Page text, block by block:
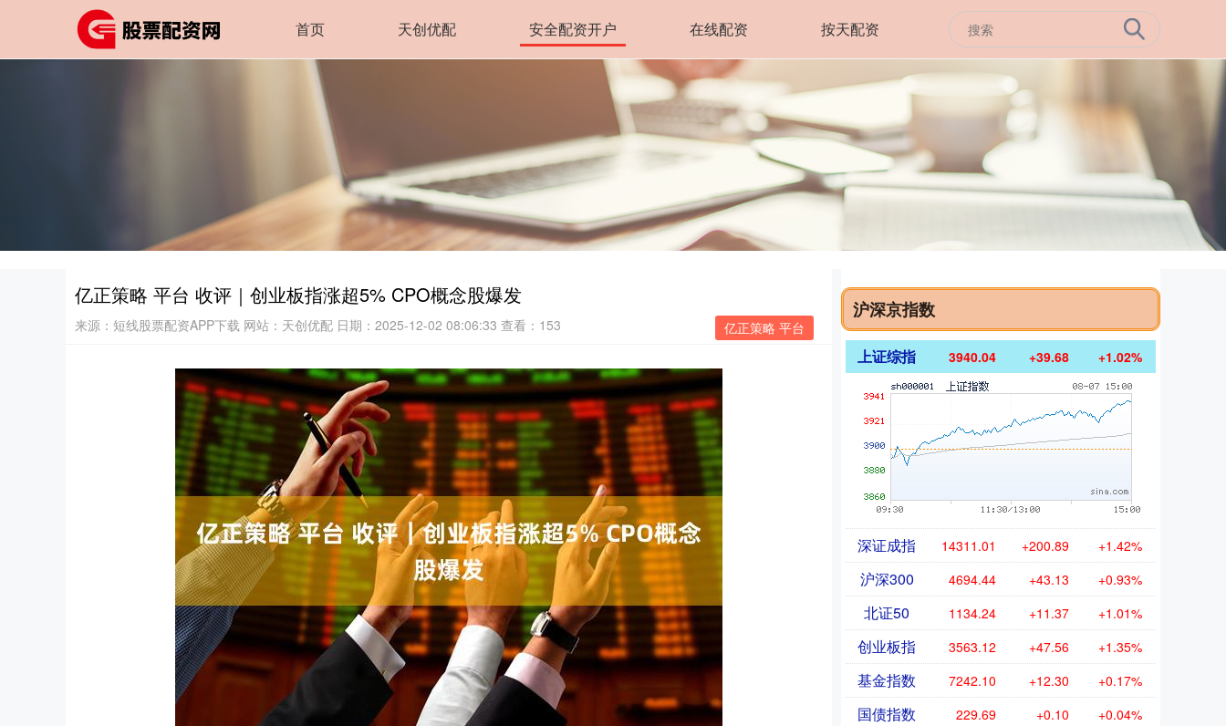
首页 天创优配 安全配资开户 在线配资 按天配资
亿正策略 平台 收评｜创业板指涨超5% CPO概念股爆发
亿正策略 平台
来源：短线股票配资APP下载 网站：天创优配 日期：2025-12-02 08:06:33 查看：153
沪深京指数
上证综指 3940.04 +39.68 +1.02%
深证成指 14311.01 +200.89 +1.42%
沪深300 4694.44 +43.13 +0.93%
北证50 1134.24 +11.37 +1.01%
创业板指 3563.12 +47.56 +1.35%
基金指数 7242.10 +12.30 +0.17%
国债指数 229.69 +0.10 +0.04%